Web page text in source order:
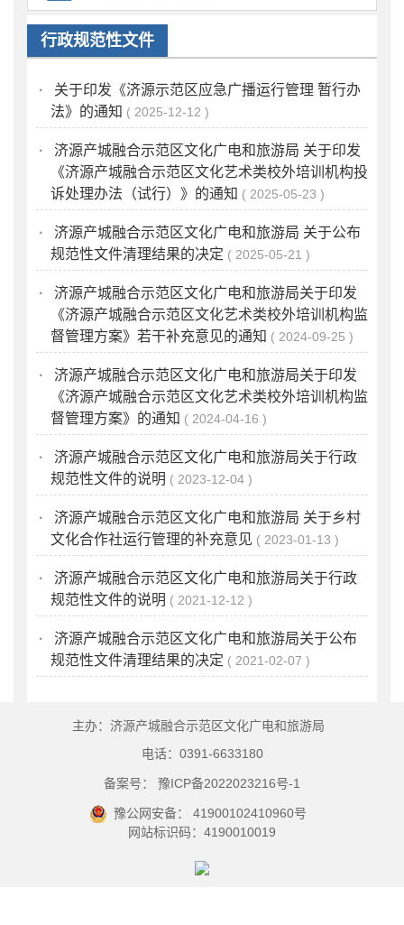
行政规范性文件
·
关于印发《济源示范区应急广播运行管理 暂行办
法》的通知
2025-12-12
·
济源产城融合示范区文化广电和旅游局 关于印发
《济源产城融合示范区文化艺术类校外培训机构投
诉处理办法（试行）》的通知
2025-05-23
·
济源产城融合示范区文化广电和旅游局 关于公布
规范性文件清理结果的决定
2025-05-21
·
济源产城融合示范区文化广电和旅游局关于印发
《济源产城融合示范区文化艺术类校外培训机构监
督管理方案》若干补充意见的通知
2024-09-25
·
济源产城融合示范区文化广电和旅游局关于印发
《济源产城融合示范区文化艺术类校外培训机构监
督管理方案》的通知
2024-04-16
·
济源产城融合示范区文化广电和旅游局关于行政
规范性文件的说明
2023-12-04
·
济源产城融合示范区文化广电和旅游局 关于乡村
文化合作社运行管理的补充意见
2023-01-13
·
济源产城融合示范区文化广电和旅游局关于行政
规范性文件的说明
2021-12-12
·
济源产城融合示范区文化广电和旅游局关于公布
规范性文件清理结果的决定
2021-02-07
主办：济源产城融合示范区文化广电和旅游局
电话：0391-6633180
备案号： 豫ICP备2022023216号-1
豫公网安备： 41900102410960号
网站标识码：4190010019